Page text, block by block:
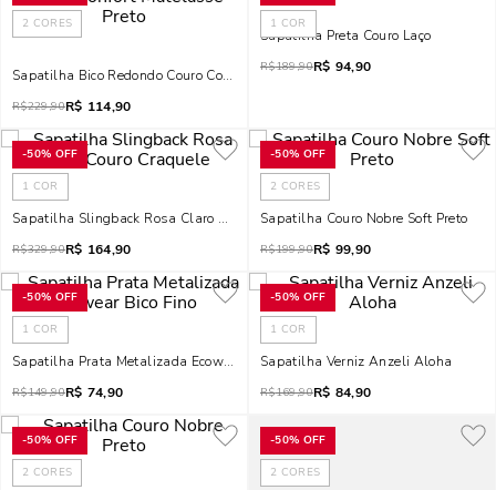
2 CORES
Sapatilha Bico Redondo Couro Confort Matelassê Preto
R$229,90R$ 114,90
1 COR
Sapatilha Preta Couro Laço
R$189,90R$ 94,90
-50% OFF
1 COR
Sapatilha Slingback Rosa Claro Couro Craquele
R$329,90R$ 164,90
-50% OFF
2 CORES
Sapatilha Couro Nobre Soft Preto
R$199,90R$ 99,90
-50% OFF
1 COR
Sapatilha Prata Metalizada Ecowear Bico Fino
R$149,90R$ 74,90
-50% OFF
1 COR
Sapatilha Verniz Anzeli Aloha
R$169,90R$ 84,90
-50% OFF
2 CORES
-50% OFF
2 CORES